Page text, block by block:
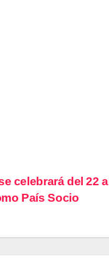
celebrará del 22 al
País Socio